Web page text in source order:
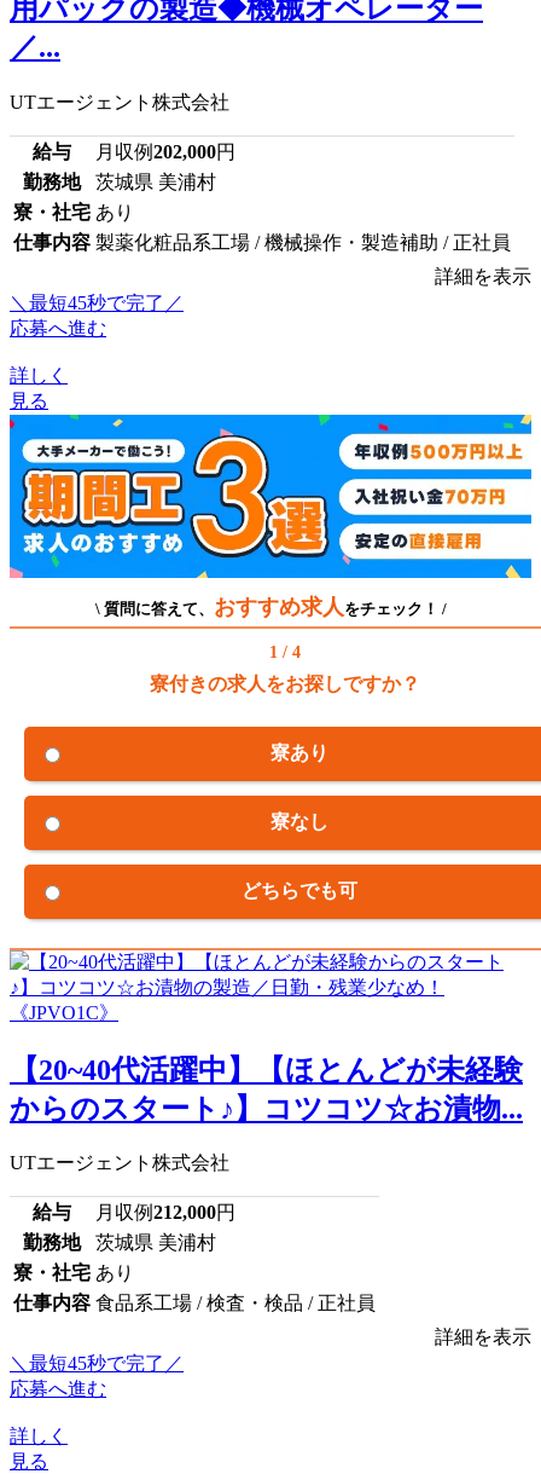
用パックの製造◆機械オペレーター
／...
UTエージェント株式会社
給与 月収例202,000円
勤務地
茨城県 美浦村
寮・社宅 あり
仕事内容 製薬化粧品系工場 / 機械操作・製造補助 / 正社員
詳細を表示
＼最短45秒で完了／
応募へ進む
詳しく
見る
\ 質問に答えて、 おすすめ求人 をチェック！ /
1 / 4
寮付きの求人をお探しですか？
寮あり
寮なし
どちらでも可
【20~40代活躍中】【ほとんどが未経験
からのスタート♪】コツコツ☆お漬物...
UTエージェント株式会社
給与 月収例212,000円
勤務地
茨城県 美浦村
寮・社宅 あり
仕事内容 食品系工場 / 検査・検品 / 正社員
詳細を表示
＼最短45秒で完了／
応募へ進む
詳しく
見る